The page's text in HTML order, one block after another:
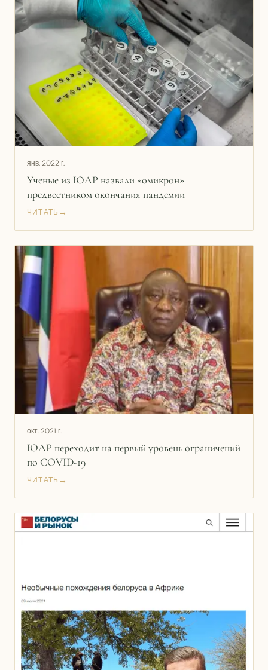
янв. 2022 г.
Ученые из ЮАР назвали «омикрон»
предвестником окончания пандемии
ЧИТАТЬ →
окт. 2021 г.
ЮАР переходит на первый уровень ограничений
по COVID-19
ЧИТАТЬ →